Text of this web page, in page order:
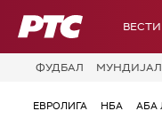
РТС ВЕСТИ
ФУДБАЛ МУНДИЈАЛ
ЕВРОЛИГА НБА АБА